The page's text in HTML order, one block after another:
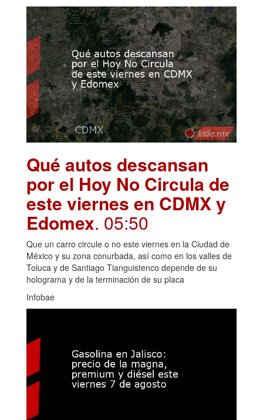
Qué autos descansan
por el Hoy No Circula de
este viernes en CDMX y
Edomex. 05:50
Que un carro circule o no este viernes en la Ciudad de
México y su zona conurbada, así como en los valles de
Toluca y de Santiago Tianguistenco depende de su
holograma y de la terminación de su placa
Infobae